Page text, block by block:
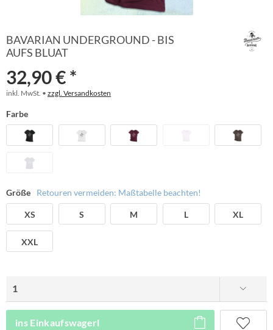
BAVARIAN UNDERGROUND - BIS
AUFS BLUAT
32,90 € *
inkl. MwSt. • zzgl. Versandkosten
Farbe
Größe Retouren vermeiden: Maßtabelle beachten!
XS S M L XL
XXL
ins Einkaufswagerl